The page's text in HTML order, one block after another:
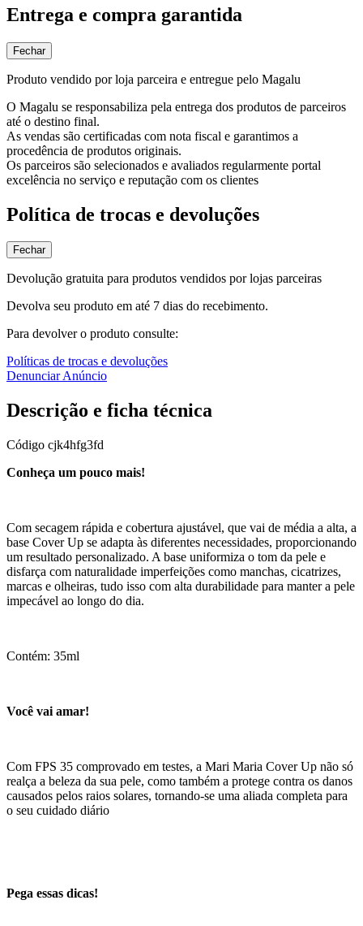
Entrega e compra garantida
Fechar
Produto vendido por loja parceira e entregue pelo Magalu
O Magalu se responsabiliza pela entrega dos produtos de parceiros
até o destino final.
As vendas são certificadas com nota fiscal e garantimos a
procedência de produtos originais.
Os parceiros são selecionados e avaliados regularmente portal
excelência no serviço e reputação com os clientes
Política de trocas e devoluções
Fechar
Devolução gratuita para produtos vendidos por lojas parceiras
Devolva seu produto em até 7 dias do recebimento.
Para devolver o produto consulte:
Políticas de trocas e devoluções
Denunciar Anúncio
Descrição e ficha técnica
Código cjk4hfg3fd
Conheça um pouco mais!
Com secagem rápida e cobertura ajustável, que vai de média a alta, a
base Cover Up se adapta às diferentes necessidades, proporcionando
um resultado personalizado. A base uniformiza o tom da pele e
disfarça com naturalidade imperfeições como manchas, cicatrizes,
marcas e olheiras, tudo isso com alta durabilidade para manter a pele
impecável ao longo do dia.
Contém: 35ml
Você vai amar!
Com FPS 35 comprovado em testes, a Mari Maria Cover Up não só
realça a beleza da sua pele, como também a protege contra os danos
causados pelos raios solares, tornando-se uma aliada completa para
o seu cuidado diário
Pega essas dicas!